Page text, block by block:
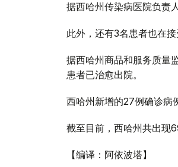
据西哈州传染病医院负责
此外，还有3名患者也在
据西哈州商品和服务质量
患者已治愈出院。
西哈州新增的27例确诊病
截至目前，西哈州共出现
【编译：阿依波塔】